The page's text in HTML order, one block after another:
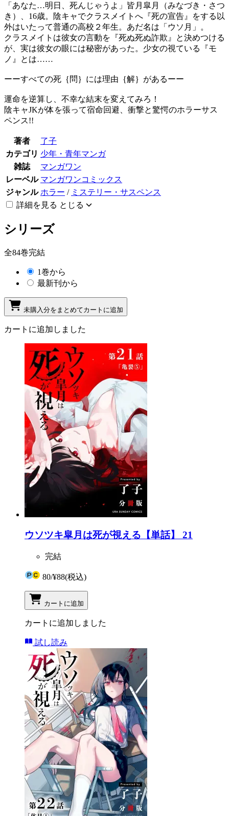
「あなた…明日、死んじゃうよ」皆月皐月（みなづき・さつ
き）、16歳。陰キャでクラスメイトへ『死の宣告』をする以
外はいたって普通の高校２年生。あだ名は「ウソ月」。
クラスメイトは彼女の言動を『死ぬ死ぬ詐欺』と決めつける
が、実は彼女の眼には秘密があった。少女の視ている『モ
ノ』とは……
ーーすべての死｛問｝には理由｛解｝があるーー
運命を逆算し、不幸な結末を変えてみろ！
陰キャJKが体を張って宿命回避、衝撃と驚愕のホラーサス
ペンス!!
著者
了子
カテゴリ 少年・青年マンガ
雑誌
マンガワン
レーベル マンガワンコミックス
ジャンル ホラー / ミステリー・サスペンス
詳細を見る とじる
シリーズ
全84巻完結
1巻から
最新刊から
未購入分をまとめてカートに追加
カートに追加しました
ウソツキ皐月は死が視える【単話】 21
完結
80/¥88(税込)
カートに追加
カートに追加しました
試し読み